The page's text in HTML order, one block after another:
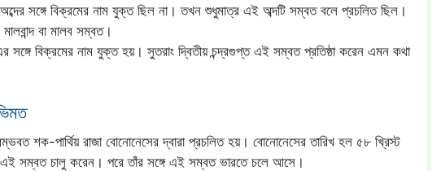
সঙ্গে বিক্রমের নাম যুক্ত ছিল না। তখন শুধুমাত্র এই অব্দটি সম্বত বলে প্রচলিত ছিল।
বা মালব সম্বত।
বিক্রমের নাম যুক্ত হয়। সুতরাং দ্বিতীয় চন্দ্রগুপ্ত এই সম্বত প্রতিষ্ঠা করেন এমন কথা
শক-পার্থিয় রাজা বোনোনেসের দ্বারা প্রচলিত হয়। বোনোনেসের তারিখ হল ৫৮ খ্রিস্ট
এই সম্বত চালু করেন। পরে তাঁর সঙ্গে এই সম্বত ভারতে চলে আসে।